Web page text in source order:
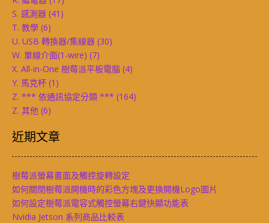
S. 感測器 (41)
T. 教學 (6)
U. USB 轉換器/集線器 (30)
W. 單線介面(1-wire) (7)
X. All-in-One 樹莓派平板電腦 (4)
Y. 馬克杯 (1)
Z. *** 依通訊協定分類 *** (164)
Z. 其他 (6)
近期文章
樹莓派螢幕畫面及觸控旋轉設定
如何關閉樹莓派開機時的彩色方塊及更換開機Logo圖片
如何設定樹莓派電容式觸控螢幕右鍵快顯功能表
Nvidia Jetson 系列商品比較表